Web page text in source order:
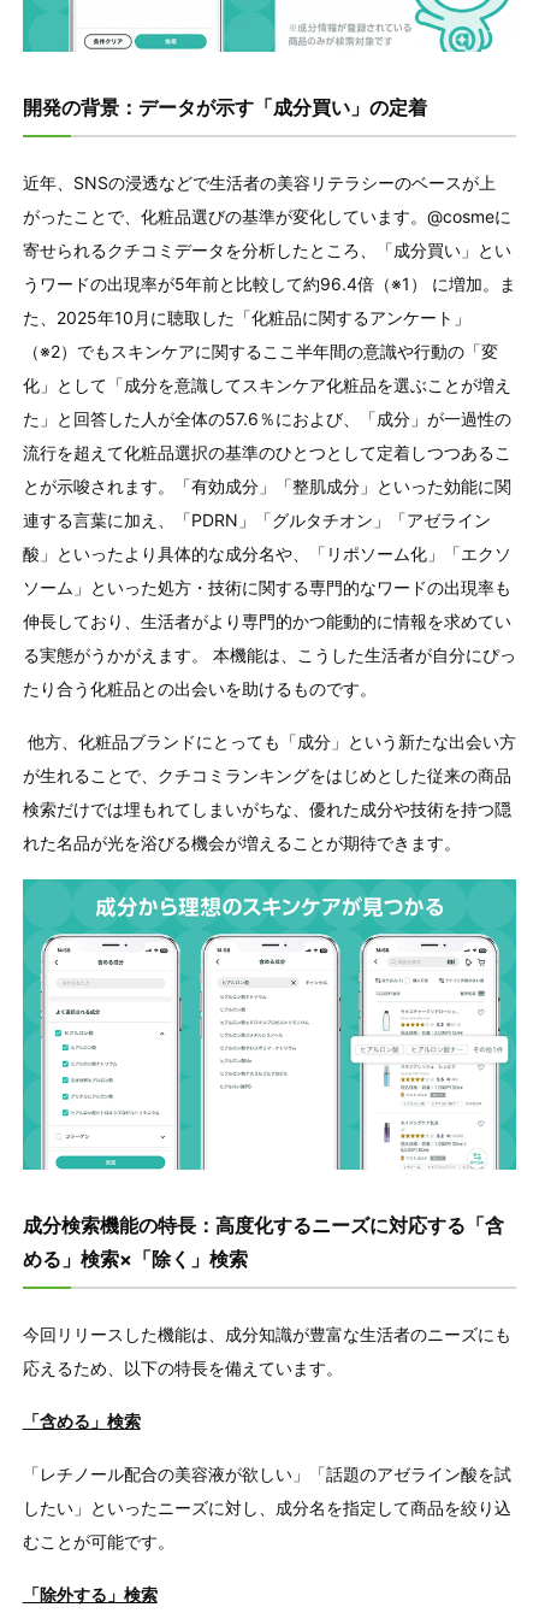
開発の背景：データが示す「成分買い」の定着
近年、 SNSの浸透などで生活者の美容リテラシーのベースが上
がったことで、化粧品選びの基準が変化しています。 @cosmeに
寄せられるクチコミデータを分析したところ、「成分買い」とい
うワードの出現率が5年前と比較して約96.4倍（※1 ） に増加。ま
た、 2025年10 月に聴取した「化粧品に関するアンケート」
（※2）でもスキンケアに関するここ半年間の意識や行動の「変
化」として「成分を意識してスキンケア化粧品を選ぶことが増え
た」と回答した人が全体の57.6％におよび、「成分」が一過性の
流行を超えて化粧品選択の基準のひとつとして定着しつつあるこ
とが示唆されます。「有効成分」「整肌成分」といった効能に関
連する言葉に加え、「PDRN 」「グルタチオン」「アゼライン
酸」といったより具体的な成分名や、「リポソーム化」「エクソ
ソーム」といった処方・技術に関する専門的なワードの出現率も
伸長しており、生活者がより専門的かつ能動的に情報を求めてい
る実態がうかがえます。 本機能は、こうした生活者が自分にぴっ
たり合う化粧品との出会いを助けるものです。
他方、化粧品ブランドにとっても「成分」という新たな出会い方
が生れることで、クチコミランキングをはじめとした従来の商品
検索だけでは埋もれてしまいがちな、優れた成分や技術を持つ隠
れた名品が光を浴びる機会が増えることが期待できます。
成分検索機能の特長：高度化するニーズに対応する「含
める」検索×「除く」検索
今回リリースした機能は、成分知識が豊富な生活者のニーズにも
応えるため、以下の特長を備えています。
「含める」検索
「レチノール配合の美容液が欲しい」「話題のアゼライン酸を試
したい」といったニーズに対し、成分名を指定して商品を絞り込
むことが可能です。
「除外する」検索